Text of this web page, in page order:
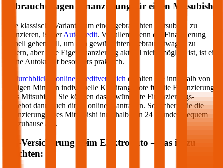
Gebrauchtwagen Finanzierung für einen Mitsubishi
Eine klassische Variante, um einen gebrauchten Mitsubishi zu
finanzieren, ist derAutokredit. Vor allem wenn die Finanzierung
schnell gehen soll, um den gewünschten Gebrauchtwagen zu
sichern, aber eine Eigenfinanzierung aktuell nicht möglich ist, ist ein
online Autokredit besonders praktisch.
durchblicker online Kreditvergleich erhalten Sie innerhalb von
wenigen Minuten individuelle Kreditangebote für die Finanzierung
IhresMitsubishi
. Sie können das gewünschte Finanzierungs-
Angebot dann auch direkt online beantragen. So sichern Sie die
Finanzierung Ihres Mitsubishi innerhalb von 24 Stunden bequem
von zuhause aus.
Kfz-Versicherung beim Elektroauto – das ist zu
beachten: